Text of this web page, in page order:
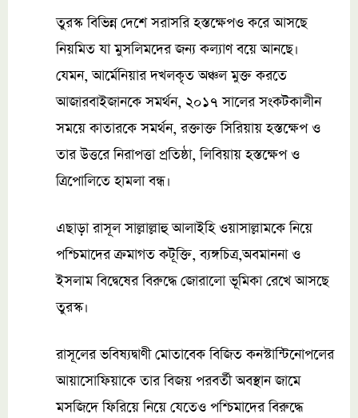
তুরস্ক বিভিন্ন দেশে সরাসরি হস্তক্ষেপও করে আসছে
নিয়মিত যা মুসলিমদের জন্য কল্যাণ বয়ে আনছে।
যেমন, আর্মেনিয়ার দখলকৃত অঞ্চল মুক্ত করতে
আজারবাইজানকে সমর্থন, ২০১৭ সালের সংকটকালীন
সময়ে কাতারকে সমর্থন, রক্তাক্ত সিরিয়ায় হস্তক্ষেপ ও
তার উত্তরে নিরাপত্তা প্রতিষ্ঠা, লিবিয়ায় হস্তক্ষেপ ও
ত্রিপোলিতে হামলা বন্ধ।
এছাড়া রাসূল সাল্লাল্লাহু আলাইহি ওয়াসাল্লামকে নিয়ে
পশ্চিমাদের ক্রমাগত কটূক্তি, ব্যঙ্গচিত্র,অবমাননা ও
ইসলাম বিদ্বেষের বিরুদ্ধে জোরালো ভূমিকা রেখে আসছে
তুরস্ক।
রাসূলের ভবিষ্যদ্বাণী মোতাবেক বিজিত কনস্টান্টিনোপলের
আয়াসোফিয়াকে তার বিজয় পরবর্তী অবস্থান জামে
মসজিদে ফিরিয়ে নিয়ে যেতেও পশ্চিমাদের বিরুদ্ধে